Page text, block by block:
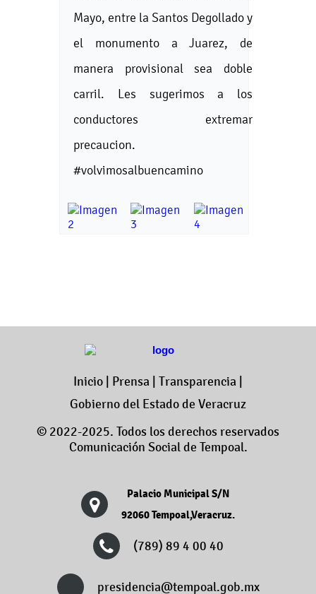
Mayo, entre la Santos Degollado y
el monumento a Juarez, de
manera provisional sea doble
carril. Les sugerimos a los
conductores extremar
precaucion.
#volvimosalbuencamino
Inicio Prensa Transparencia
Gobierno del Estado de Veracruz
© 2022-2025. Todos los derechos reservados
Comunicación Social de Tempoal.
Palacio Municipal S/N
92060 Tempoal,Veracruz.
(789) 89 4 00 40
presidencia@tempoal.gob.mx